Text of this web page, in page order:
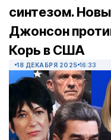
синтезом.
Джонсон
Корь в США
18 ДЕКАБРЯ 2025 16:33